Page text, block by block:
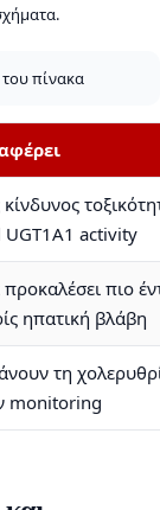
του πίνακα
UGT1A1 activity
πιο
ηπατική βλάβη
τη
monitoring